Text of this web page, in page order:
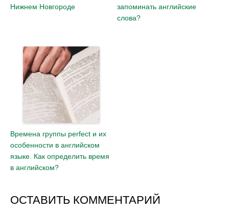
Нижнем Новгороде
запоминать английские
слова?
Времена группы perfect и их
особенности в английском
языке. Как определить время
в английском?
ОСТАВИТЬ КОММЕНТАРИЙ